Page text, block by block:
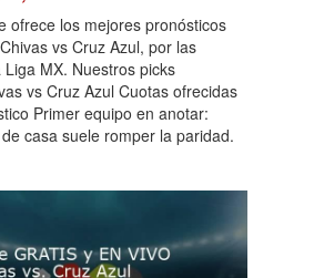
ofrece los mejores pronósticos
vs Cruz Azul, por las
MX. Nuestros picks
vs Cruz Azul Cuotas ofrecidas
Primer equipo en anotar:
casa suele romper la paridad.